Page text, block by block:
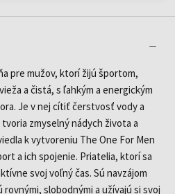
pre mužov, ktorí žijú športom,
a čistá, s ľahkým a energickým
Je v nej cítiť čerstvosť vody a
zmyselný nádych života a
k vytvoreniu The One For Men
a ich spojenie. Priatelia, ktorí sa
svoj voľný čas. Sú navzájom
slobodnými a užívajú si svoj